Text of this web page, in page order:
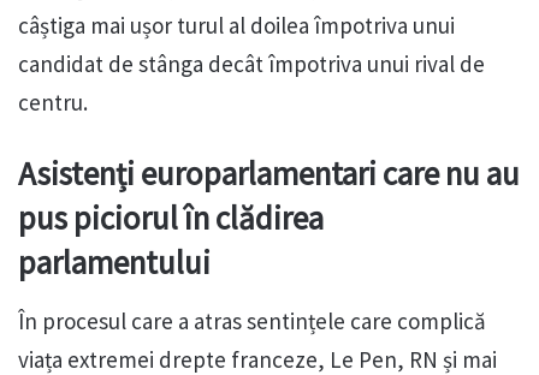
câștiga mai ușor turul al doilea împotriva unui
candidat de stânga decât împotriva unui rival de
centru.
Asistenți europarlamentari care nu au
pus piciorul în clădirea
parlamentului
În procesul care a atras sentințele care complică
viața extremei drepte franceze, Le Pen, RN și mai